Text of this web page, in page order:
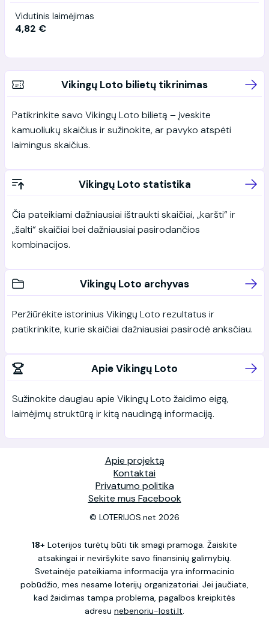
Vidutinis laimėjimas
4,82 €
Vikingų Loto bilietų tikrinimas
Patikrinkite savo Vikingų Loto bilietą – įveskite
kamuoliukų skaičius ir sužinokite, ar pavyko atspėti
laimingus skaičius.
Vikingų Loto statistika
Čia pateikiami dažniausiai ištraukti skaičiai, „karšti“ ir
„šalti“ skaičiai bei dažniausiai pasirodančios
kombinacijos.
Vikingų Loto archyvas
Peržiūrėkite istorinius Vikingų Loto rezultatus ir
patikrinkite, kurie skaičiai dažniausiai pasirodė anksčiau.
Apie Vikingų Loto
Sužinokite daugiau apie Vikingų Loto žaidimo eigą,
laimėjimų struktūrą ir kitą naudingą informaciją.
Apie projektą
Kontaktai
Privatumo politika
Sekite mus Facebook
© LOTERIJOS.net 2026
18+ Loterijos turėtų būti tik smagi pramoga. Žaiskite
atsakingai ir neviršykite savo finansinių galimybių.
Svetainėje pateikiama informacija yra informacinio
pobūdžio, mes nesame loterijų organizatoriai. Jei jaučiate,
kad žaidimas tampa problema, pagalbos kreipkitės
adresu nebenoriu-losti.lt